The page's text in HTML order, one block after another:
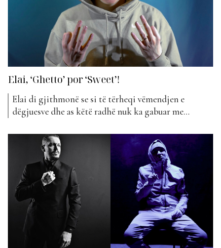
Elai, ‘Ghetto’ por ‘Sweet’!
Elai di gjithmonë se si të tërheqi vëmendjen e
dëgjuesve dhe as këtë radhë nuk ka gabuar me
pak ditë më parë projektin e tij më të ri që mban
titullin “Ghetto”. Artisti nuk ndalet këtë vit me
publikimin e këngëve,...